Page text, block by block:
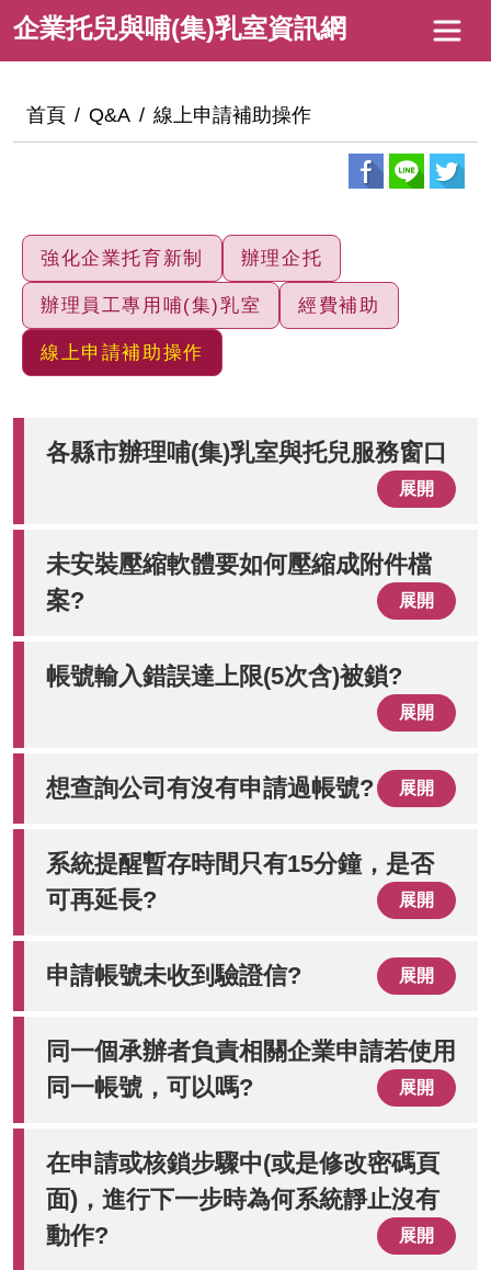
到企
業
托
兒
(集)
乳
室
資
企業托兒與哺(集)乳室資訊網
:::
首頁 Q&A 線上申請補助操作
強化企業托育新制 辦理企托
辦理員工專用哺(集)乳室 經費補助
線上申請補助操作
各縣市辦理哺(集)乳室與托兒服務窗口
展開
未安裝壓縮軟體要如何壓縮成附件檔
案?
展開
帳號輸入錯誤達上限(5次含)被鎖?
展開
想查詢公司有沒有申請過帳號? 展開
系統提醒暫存時間只有15分鐘，是否
可再延長?
展開
申請帳號未收到驗證信? 展開
同一個承辦者負責相關企業申請若使用
同一帳號，可以嗎?
展開
在申請或核鎖步驟中(或是修改密碼頁
面)，進行下一步時為何系統靜止沒有
動作?
展開